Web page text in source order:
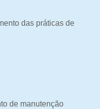
das práticas de
de manutenção